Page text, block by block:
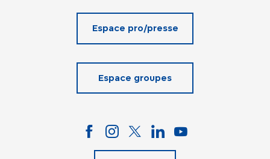
Espace pro/presse
Espace groupes